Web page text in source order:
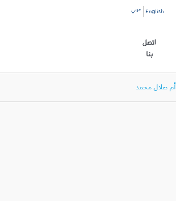
English عربي
اتصل
بنا
أم صلال محمد